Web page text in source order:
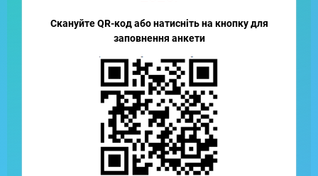
Скануйте QR-код або натисніть на кнопку для
заповнення анкети